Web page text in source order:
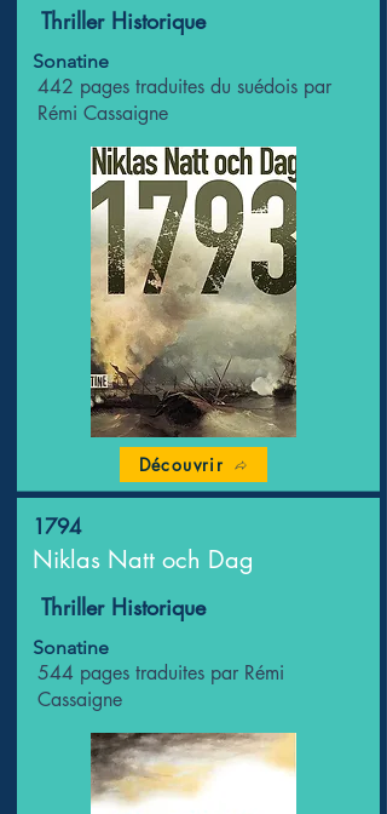
Thriller Historique
Sonatine
442 pages traduites du suédois par
Rémi Cassaigne
Découvrir
1794
Niklas Natt och Dag
Thriller Historique
Sonatine
544 pages traduites par Rémi
Cassaigne